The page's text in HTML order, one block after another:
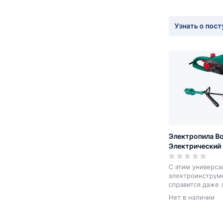
Узнать о
Электропила
ART 37
С этим
справится даже
Нет в наличии